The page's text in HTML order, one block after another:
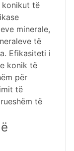
konikut të
minerale,
të
Efikasiteti i
konik të
për
të
të